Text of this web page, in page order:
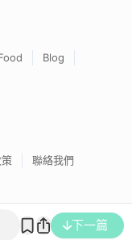
下一篇
Blog
聯絡我們